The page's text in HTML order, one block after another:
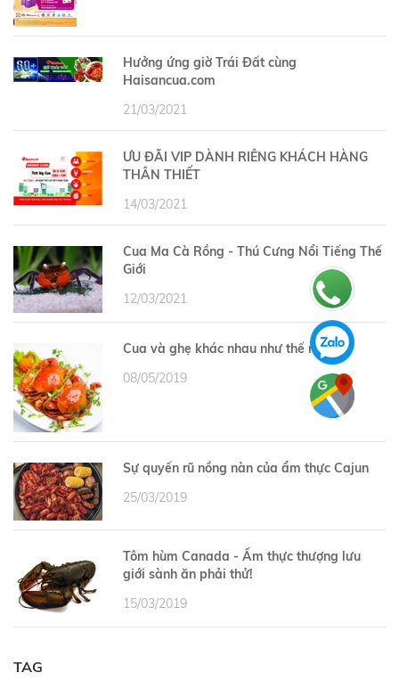
Hưởng ứng giờ Trái Đất cùng
Haisancua.com
21/03/2021
ƯU ĐÃI VIP DÀNH RIÊNG KHÁCH HÀNG
THÂN THIẾT
14/03/2021
Cua Ma Cà Rồng - Thú Cưng Nổi Tiếng Thế
Giới
12/03/2021
Cua và ghẹ khác nhau như thế nào?
08/05/2019
Sự quyến rũ nồng nàn của ẩm thực Cajun
25/03/2019
Tôm hùm Canada - Ẩm thực thượng lưu
giới sành ăn phải thử!
15/03/2019
TAG